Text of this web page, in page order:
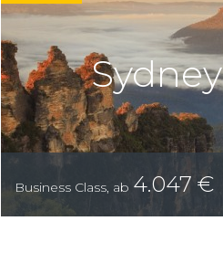
Sydney
Business Class, ab 4.047 €